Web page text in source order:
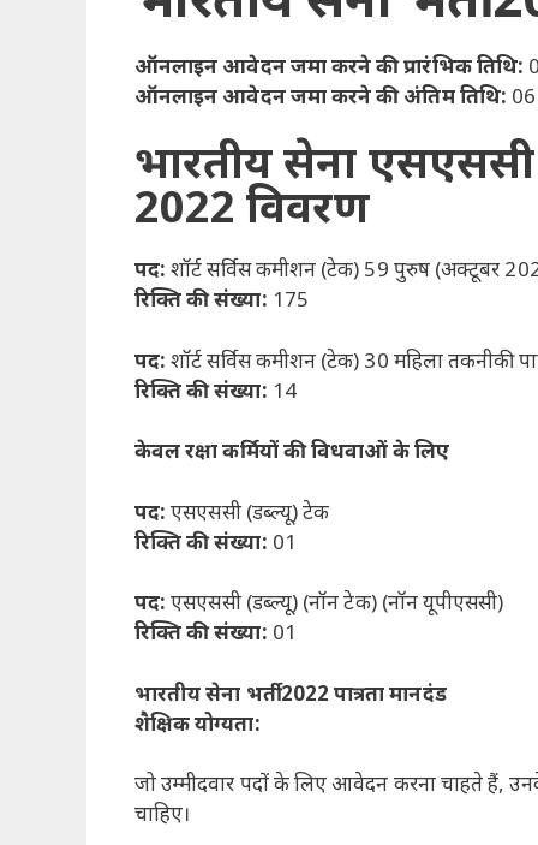
ऑनलाइन आवेदन जमा करने की प्रारंभिक तिथि:
ऑनलाइन आवेदन जमा करने की अंतिम तिथि:
भारतीय सेना एसएससी
2022 विवरण
पद:शॉर्ट सर्विस कमीशन (टेक) 59 पुरुष (अक्टूबर
रिक्ति की संख्या: 175
पद:शॉर्ट सर्विस कमीशन (टेक) 30 महिला तकनीकी
रिक्ति की संख्या: 14
केवल रक्षा कर्मियों की विधवाओं के लिए
पद:एसएससी (डब्ल्यू) टेक
रिक्ति की संख्या: 01
पद:एसएससी (डब्ल्यू) (नॉन टेक) (नॉन यूपीएससी)
रिक्ति की संख्या: 01
भारतीय सेना भर्ती 2022 पात्रता मानदंड
शैक्षिक योग्यता:
जो उम्मीदवार पदों के लिए आवेदन करना चाहते हैं, उनके
चाहिए।